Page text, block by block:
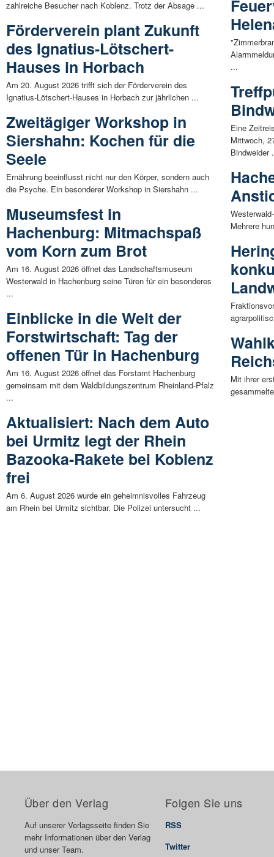
zahlreiche Besucher nach Koblenz. Trotz der Absage ...
Förderverein plant Zukunft
des Ignatius-Lötschert-
Hauses in Horbach
Am 20. August 2026 trifft sich der Förderverein des
Ignatius-Lötschert-Hauses in Horbach zur jährlichen ...
Zweitägiger Workshop in
Siershahn: Kochen für die
Seele
Ernährung beeinflusst nicht nur den Körper, sondern auch
die Psyche. Ein besonderer Workshop in Siershahn ...
Museumsfest in
Hachenburg: Mitmachspaß
vom Korn zum Brot
Am 16. August 2026 öffnet das Landschaftsmuseum
Westerwald in Hachenburg seine Türen für ein besonderes
...
Einblicke in die Welt der
Forstwirtschaft: Tag der
offenen Tür in Hachenburg
Am 16. August 2026 öffnet das Forstamt Hachenburg
gemeinsam mit dem Waldbildungszentrum Rheinland-Pfalz
...
Aktualisiert: Nach dem Auto
bei Urmitz legt der Rhein
Bazooka-Rakete bei Koblenz
frei
Am 6. August 2026 wurde ein geheimnisvolles Fahrzeug
am Rhein bei Urmitz sichtbar. Die Polizei untersucht ...
...
Eine
Mittwoch,
Bindweider
Mehrere
Mit ihrer
Über den Verlag
Auf unserer Verlagsseite finden Sie
mehr Informationen über den Verlag
und unser Team.
Folgen Sie uns
RSS
Twitter